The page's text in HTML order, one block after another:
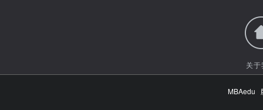
关
MBAedu